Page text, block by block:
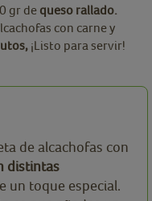
gr de queso rallado.
con carne y
¡Listo para servir!
de alcachofas con
distintas
un toque especial.